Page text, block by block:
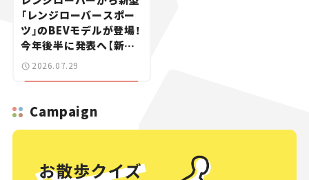
「レンジローバースポー
ツ」のBEVモデルが登場！
今年後半に発表へ【新車
ニュース】
2026.07.29
Campaign